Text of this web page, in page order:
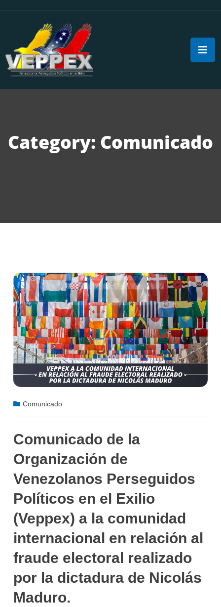
Category: Comunicado
Comunicado
Comunicado de la
Organización de
Venezolanos Perseguidos
Políticos en el Exilio
(Veppex) a la comunidad
internacional en relación al
fraude electoral realizado
por la dictadura de Nicolás
Maduro.